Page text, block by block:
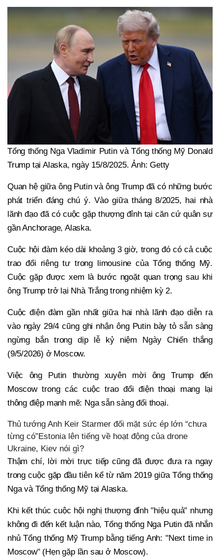
Tổng thống Nga Vladimir Putin và Tổng thống Mỹ Donald
Trump tại Alaska, ngày 15/8/2025. Ảnh: Getty
Quan hệ giữa ông Putin và ông Trump đã có những bước
phát triển đáng chú ý. Vào giữa tháng 8/2025, hai nhà
lãnh đạo đã có cuộc gặp thượng đỉnh tại căn cứ quân sự
gần Anchorage, Alaska.
Cuộc hội đàm kéo dài khoảng 3 giờ, trong đó có cả cuộc
trao đổi riêng tư trong limousine của Tổng thống Mỹ.
Cuộc gặp được xem là bước ngoặt quan trọng sau khi
ông Trump trở lại Nhà Trắng trong nhiệm kỳ 2.
Cuộc điện đàm gần nhất giữa hai nhà lãnh đạo diễn ra
vào ngày 29/4 cũng ghi nhận ông Putin bày tỏ sẵn sàng
ngừng bắn trong dịp lễ kỷ niệm Ngày Chiến thắng
(9/5/2026) ở Moscow.
Việc ông Putin thường xuyên mời ông Trump đến
Moscow trong các cuộc trao đổi điện thoại mang lại
thông điệp mạnh mẽ: Nga sẵn sàng đối thoại.
Thủ tướng Anh Keir Starmer đối mặt sức ép lớn “chưa
từng có”Estonia lên tiếng về hoạt động của drone
Ukraine, Kiev nói gì?
Thậm chí, lời mời trực tiếp cũng đã được đưa ra ngay
trong cuộc gặp đầu tiên kể từ năm 2019 giữa Tổng thống
Nga và Tổng thống Mỹ tại Alaska.
Khi kết thúc cuộc hội nghị thượng đỉnh "hiệu quả" nhưng
không đi đến kết luận nào, Tổng thống Nga Putin đã nhắn
nhủ Tổng thống Mỹ Trump bằng tiếng Anh: "Next time in
Moscow" (Hẹn gặp lần sau ở Moscow).